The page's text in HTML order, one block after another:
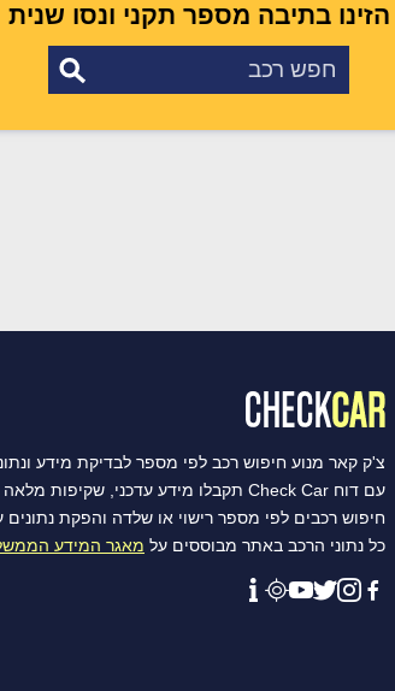
הזינו בתיבה מספר תקני ונסו שנית
צ'ק קאר מנוע חיפוש רכב לפי מספר לבדיקת מידע
עם דוח Check Car תקבלו מידע עדכני, שקיפות מלאה ונתונים מפורטים שיסייעו לכם לקבל את ההחלטה הטובה ביותר.
חיפוש רכבים לפי מספר רישוי או שלדה והפקת
כל נתוני הרכב באתר מבוססים על מאגר המידע